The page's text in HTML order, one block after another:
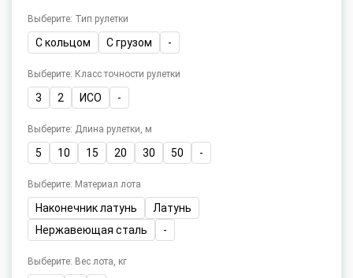
Выберите: Тип рулетки
С кольцом С грузом -
Выберите: Класс точности рулетки
3 2 ИСО -
Выберите: Длина рулетки, м
5 10 15 20 30 50 -
Выберите: Материал лота
Наконечник латунь
Латунь
Нержавеющая сталь
-
Выберите: Вес лота, кг